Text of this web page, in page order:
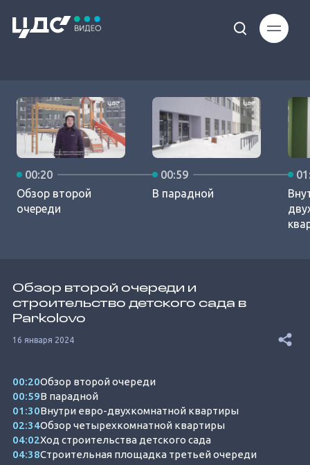
00:20
Обзор второй
очереди
00:59
В парадной
Обзор второй очереди и
строительство детского сада в
Parkolovo
16 января 2024
00:20Обзор второй очереди
00:59В парадной
01:30Внутри евро-двухкомнатной квартиры
02:34Обзор четырехкомнатной квартиры
04:02Ход строительства детского сада
04:38Строительная площадка третьей очереди